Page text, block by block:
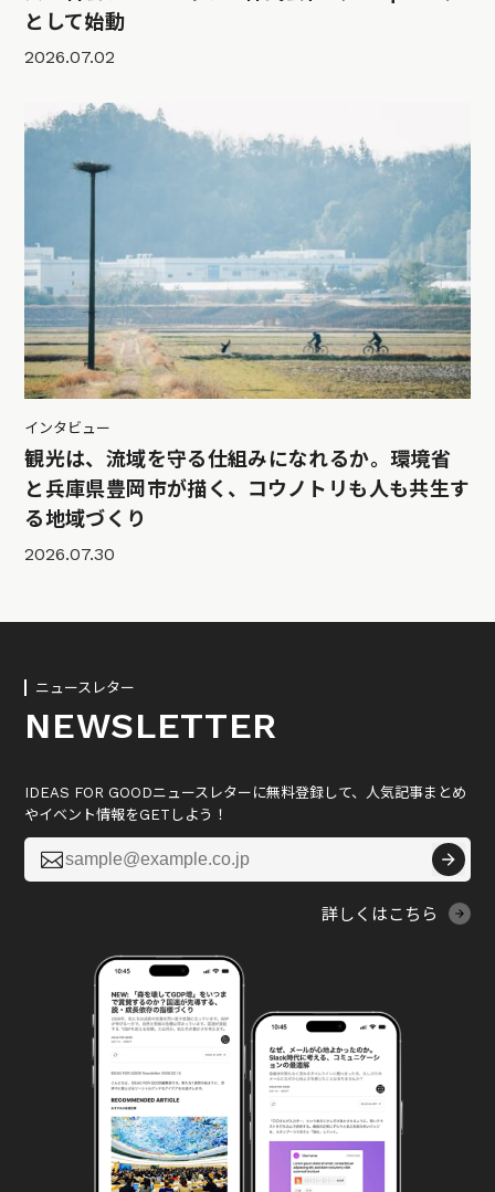
として始動
2026.07.02
インタビュー
観光は、流域を守る仕組みになれるか。環境省
と兵庫県豊岡市が描く、コウノトリも人も共生す
る地域づくり
2026.07.30
ニュースレター
NEWSLETTER
IDEAS FOR GOODニュースレターに無料登録して、人気記事まとめ
やイベント情報をGETしよう！

詳しくはこちら